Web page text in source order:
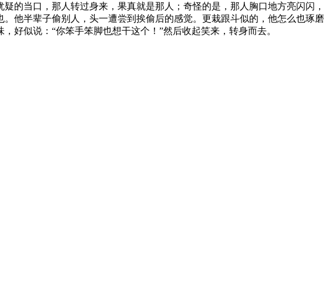
的当口，那人转过身来，果真就是那人；奇怪的是，那人胸口地方亮闪闪，
他半辈子偷别人，头一遭尝到挨偷后的感觉。更栽跟斗似的，他怎么也琢磨
好似说：“你笨手笨脚也想干这个！”然后收起笑来，转身而去。